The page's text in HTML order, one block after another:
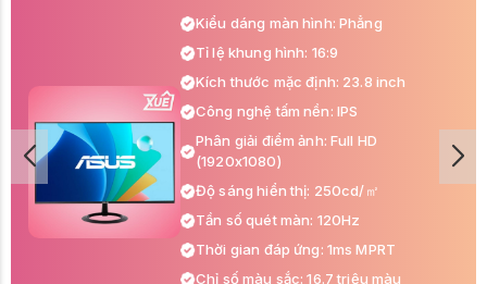
Kiểu dáng màn hình: Phẳng
Tỉ lệ khung hình: 16:9
Kích thước mặc định: 23.8 inch
Công nghệ tấm nền: IPS
Phân giải điểm ảnh: Full HD
(1920x1080)
Độ sáng hiển thị: 250cd/㎡
Tần số quét màn: 120Hz
Thời gian đáp ứng: 1ms MPRT
Chỉ số màu sắc: 16.7 triệu màu